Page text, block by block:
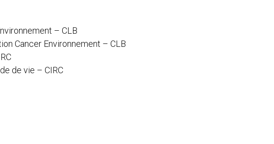
– CLB
Cancer Environnement – CLB
de vie – CIRC